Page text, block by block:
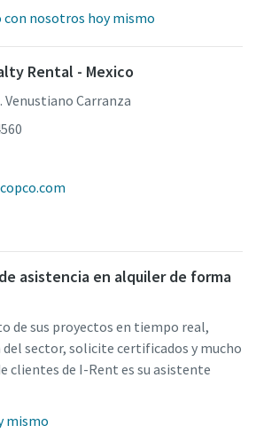
nosotros hoy mismo
Rental - Mexico
Venustiano Carranza
asistencia en alquiler de forma
de sus proyectos en tiempo real,
sector, solicite certificados y mucho
clientes de I-Rent es su asistente
mismo